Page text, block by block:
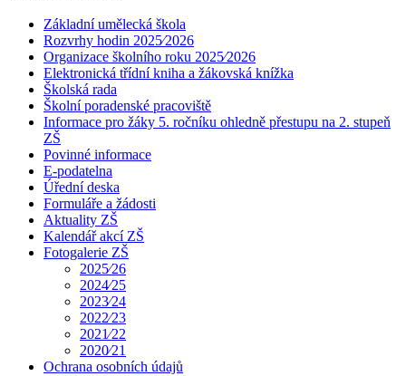
Základní umělecká škola
Rozvrhy hodin 2025⁄2026
Organizace školního roku 2025⁄2026
Elektronická třídní kniha a žákovská knížka
Školská rada
Školní poradenské pracoviště
Informace pro žáky 5. ročníku ohledně přestupu na 2. stupeň
ZŠ
Povinné informace
E-podatelna
Úřední deska
Formuláře a žádosti
Aktuality ZŠ
Kalendář akcí ZŠ
Fotogalerie ZŠ
2025⁄26
2024⁄25
2023⁄24
2022⁄23
2021⁄22
2020⁄21
Ochrana osobních údajů